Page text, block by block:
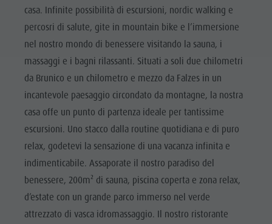
casa. Infinite possibilità di escursioni, nordic walking e
percosri di salute, gite in mountain bike e l’immersione
nel nostro mondo di benessere visitando la sauna, i
massaggi e i bagni rilassanti. Situati a soli due chilometri
da Brunico e un chilometro e mezzo da Falzes in un
incantevole paesaggio circondato da montagne, la nostra
casa offe un punto di partenza ideale per tantissime
escursioni. Uno stacco dalla routine quotidiana e di puro
relax, godetevi la sensazione di una vacanza infinita e
indimenticabile. Assaporate il nostro paradiso del
benessere, 200m² di sauna, piscina coperta e zona relax,
d’estate con un grande parco immerso nel verde
attrezzato di vasca idromassaggio. Il nostro ristorante